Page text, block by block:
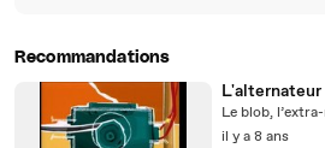
Recommandations
L'alternateur
Le blob,
il y a 8 ans